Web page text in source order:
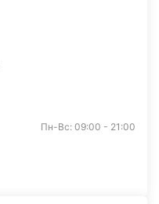
Пн-Вс: 09:00 - 21:00